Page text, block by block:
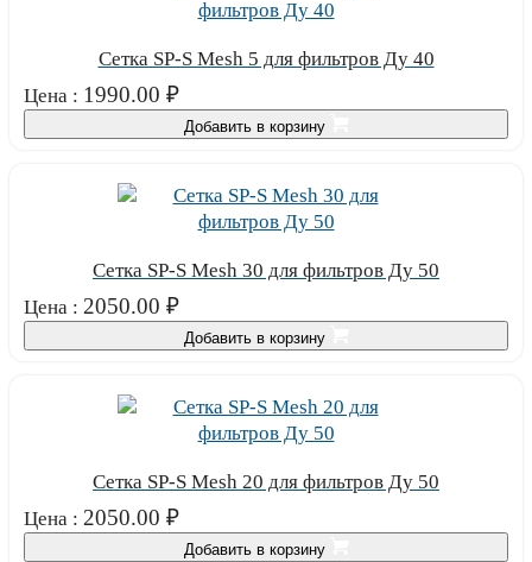
Сетка SP-S Mesh 5 для фильтров Ду 40
Цена : 1990.00 ₽
Добавить в корзину
Сетка SP-S Mesh 30 для фильтров Ду 50
Цена : 2050.00 ₽
Добавить в корзину
Сетка SP-S Mesh 20 для фильтров Ду 50
Цена : 2050.00 ₽
Добавить в корзину